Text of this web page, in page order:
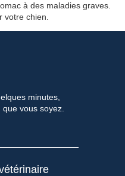
à des maladies graves.
votre chien.
minutes,
vous soyez.